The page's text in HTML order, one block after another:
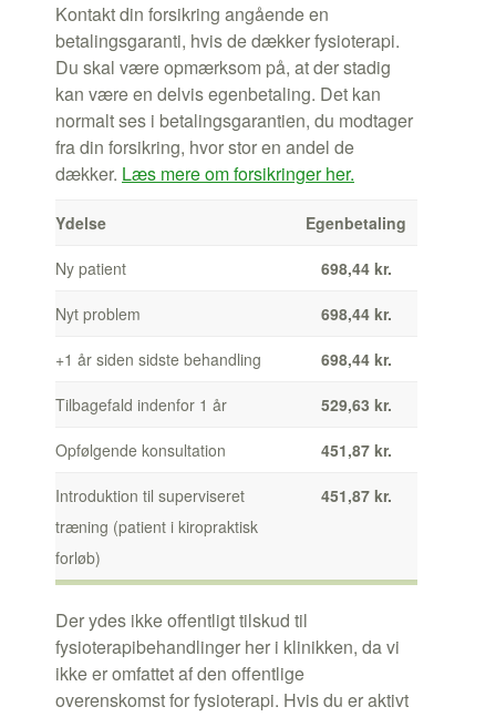
Kontakt din forsikring angående en
betalingsgaranti, hvis de dækker fysioterapi.
Du skal være opmærksom på, at der stadig
kan være en delvis egenbetaling. Det kan
normalt ses i betalingsgarantien, du modtager
fra din forsikring, hvor stor en andel de
dækker. Læs mere om forsikringer her.
Ydelse Egenbetaling
Ny patient 698,44 kr.
Nyt problem 698,44 kr.
+1 år siden sidste behandling 698,44 kr.
Tilbagefald indenfor 1 år 529,63 kr.
Opfølgende konsultation 451,87 kr.
Introduktion til superviseret
træning (patient i kiropraktisk
forløb)
451,87 kr.
Der ydes ikke offentligt tilskud til
fysioterapibehandlinger her i klinikken, da vi
ikke er omfattet af den offentlige
overenskomst for fysioterapi. Hvis du er aktivt